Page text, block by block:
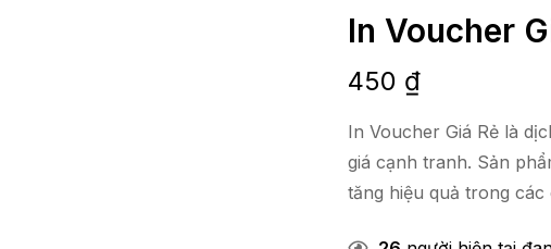
In Voucher
450 ₫
In Voucher Giá Rẻ là
giá cạnh tranh. Sản
tăng hiệu quả trong